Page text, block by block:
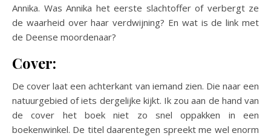
Annika. Was Annika het eerste slachtoffer of verbergt ze
de waarheid over haar verdwijning? En wat is de link met
de Deense moordenaar?
Cover:
De cover laat een achterkant van iemand zien. Die naar een
natuurgebied of iets dergelijke kijkt. Ik zou aan de hand van
de cover het boek niet zo snel oppakken in een
boekenwinkel. De titel daarentegen spreekt me wel enorm